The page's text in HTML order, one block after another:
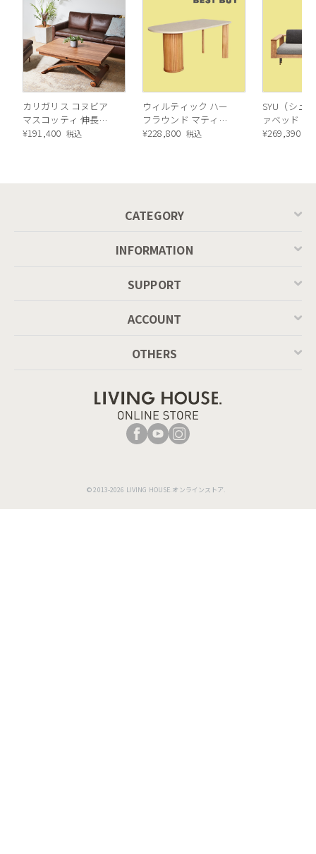
カリガリス コヌビア
マスコッティ 伸長・
昇降式テーブル ／
¥191,400 税込
ウィルティック ハー
フラウンド マティエ
ラ塗装 ダイニングテ
¥228,800 税込
SYU（シュ
ァベッド（
ル）190cm
¥269,390
CATEGORY
INFORMATION
SUPPORT
ACCOUNT
OTHERS
© 2013-2026 LIVING HOUSE.オンラインストア.